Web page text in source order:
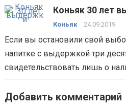
Коньяк 30 лет
Коньяк 24.09.2019
Если вы остановили свой
напитке с выдержкой три
свидетельствовать лишь о
Добавить комментарий